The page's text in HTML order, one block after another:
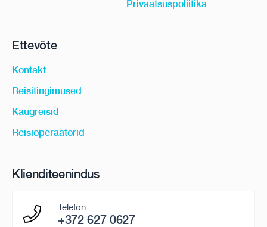
Privaatsuspoliitika
Ettevõte
Kontakt
Reisitingimused
Kaugreisid
Reisioperaatorid
Klienditeenindus
Telefon
+372 627 0627